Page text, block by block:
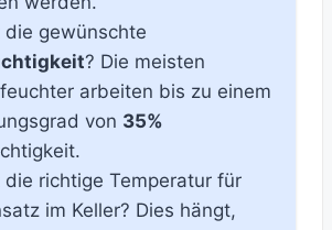
die gewünschte
? Die meisten
arbeiten bis zu einem
von 35%
die richtige Temperatur für
im Keller? Dies hängt,